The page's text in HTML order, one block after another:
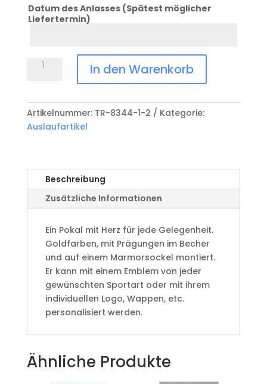
Datum des Anlasses (Spätest möglicher
Liefertermin)
Pokal
Menge
In den Warenkorb
Artikelnummer: TR-8344-1-2
Kategorie:
Auslaufartikel
Beschreibung
Zusätzliche Informationen
Ein Pokal mit Herz für jede Gelegenheit.
Goldfarben, mit Prägungen im Becher
und auf einem Marmorsockel montiert.
Er kann mit einem Emblem von jeder
gewünschten Sportart oder mit ihrem
individuellen Logo, Wappen, etc.
personalisiert werden.
Ähnliche Produkte